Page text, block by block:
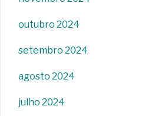
outubro 2024
setembro 2024
agosto 2024
julho 2024